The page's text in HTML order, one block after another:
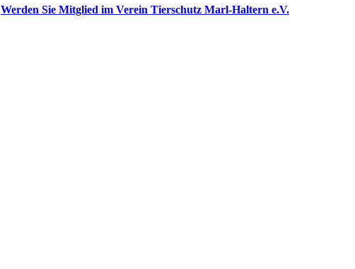
Werden Sie Mitglied im Verein Tierschutz Marl-Haltern e.V.